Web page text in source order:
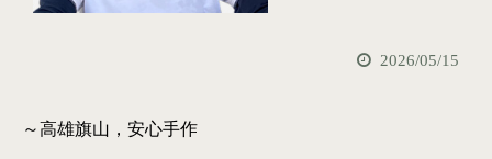
2026/05/15
～高雄旗山，安心手作